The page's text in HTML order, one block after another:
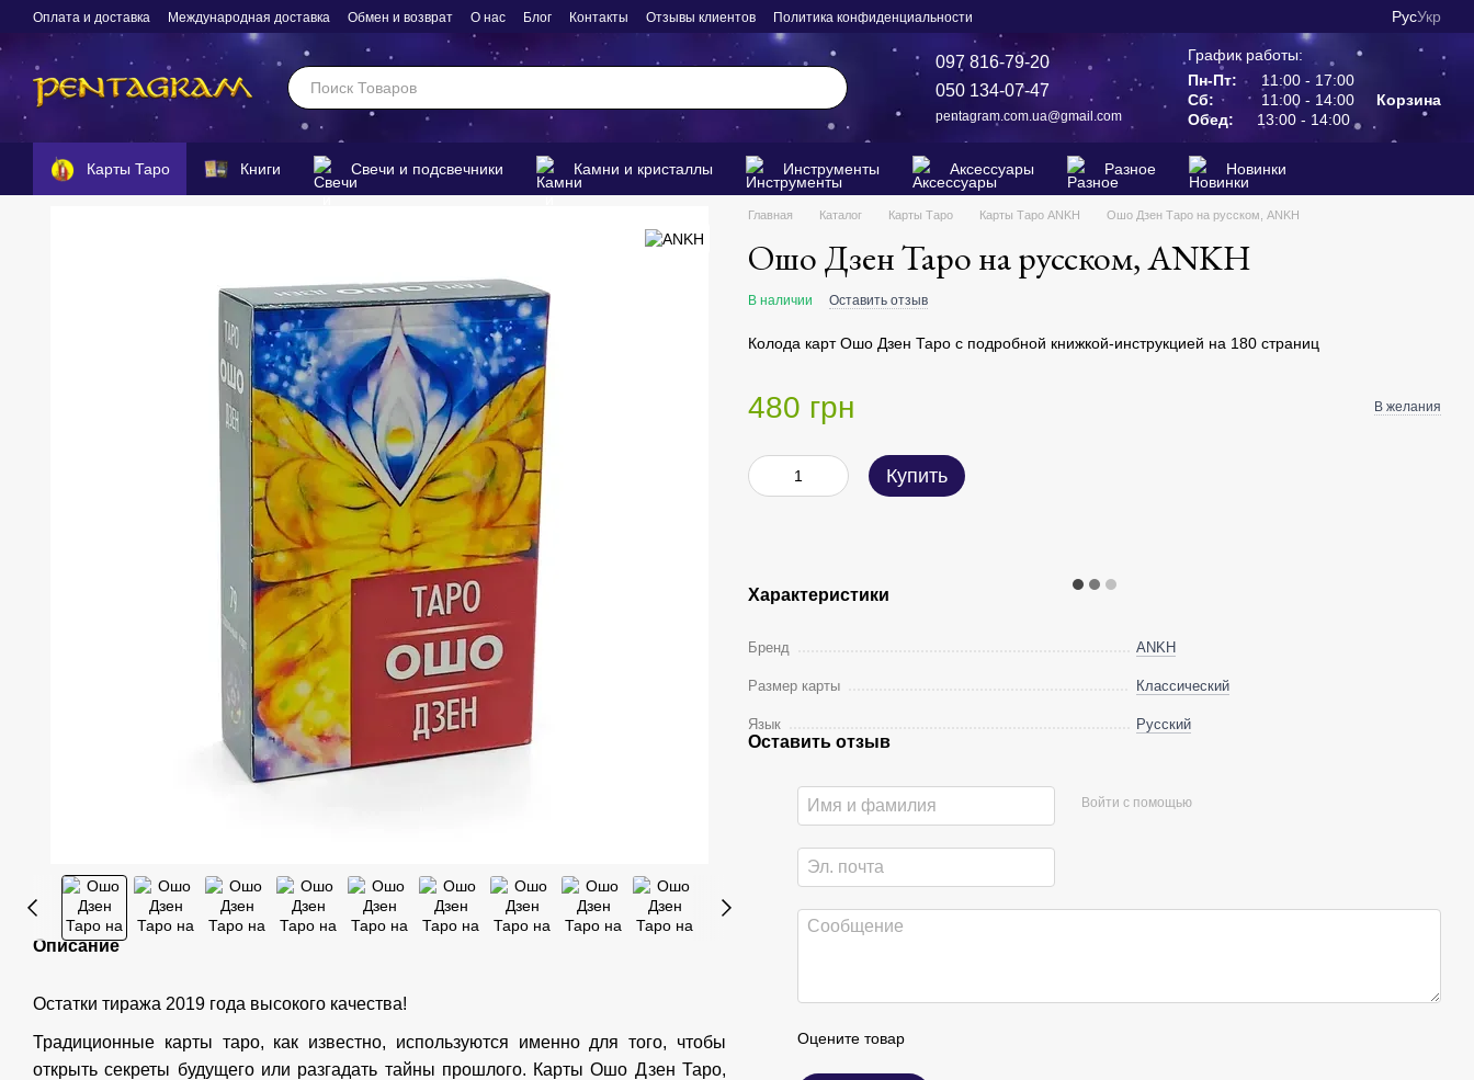
Перейти к основному контенту
Оплата и доставка Международная доставка Обмен и возврат О нас Блог Контакты Отзывы клиентов Политика конфиденциальности РусУкр
097 816-79-20
050 134-07-47
pentagram.com.ua@gmail.com
График работы:
Пн-Пт:
11:00 - 17:00
Сб:
11:00 - 14:00
Обед:
13:00 - 14:00
Корзина
Карты Таро Книги Свечи и подсвечники Камни и кристаллы Инструменты Аксессуары Разное Новинки
Описание
Остатки тиража 2019 года высокого качества!
Традиционные карты таро, как известно, используются именно для того, чтобы
открыть секреты будущего или разгадать тайны прошлого. Карты Ошо Дзен Таро,
Главная Каталог Карты Таро Карты Таро ANKH Ошо Дзен Таро на русском, ANKH
Ошо Дзен Таро на русском, ANKH
В наличии Оставить отзыв
Колода карт Ошо Дзен Таро с подробной книжкой-инструкцией на 180 страниц
480 грн В желания
Купить
Характеристики
Бренд ANKH
Размер карты Классический
Язык Русский
Оставить отзыв
Войти с помощью
Оцените товар